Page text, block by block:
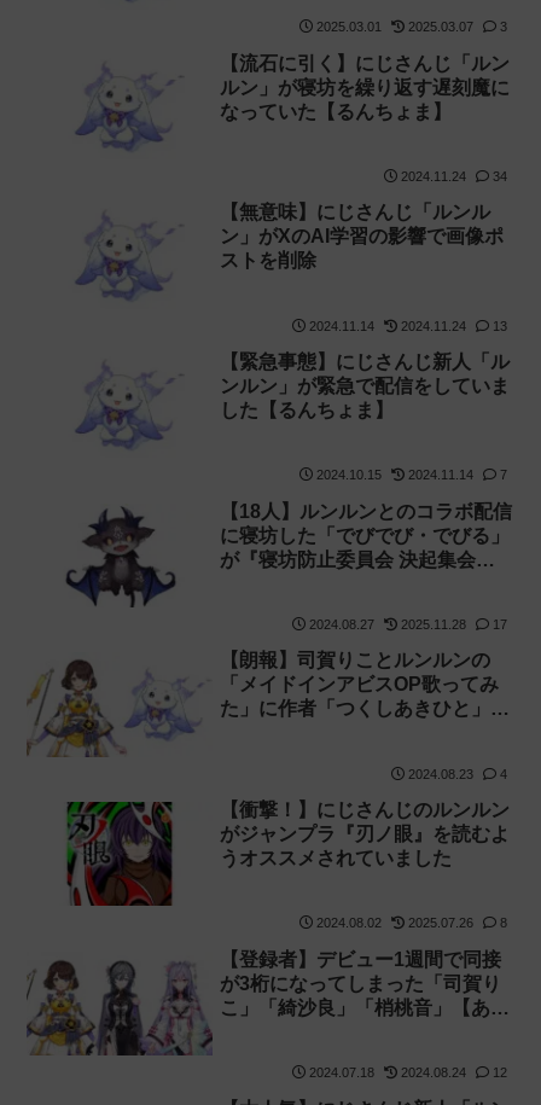
2025.03.01 2025.03.07 3
【流石に引く】にじさんじ「ルン
ルン」が寝坊を繰り返す遅刻魔に
なっていた【るんちょま】
2024.11.24 34
【無意味】にじさんじ「ルンル
ン」がXのAI学習の影響で画像ポ
ストを削除
2024.11.14 2024.11.24 13
【緊急事態】にじさんじ新人「ル
ンルン」が緊急で配信をしていま
した【るんちょま】
2024.10.15 2024.11.14 7
【18人】ルンルンとのコラボ配信
に寝坊した「でびでび・でびる」
が『寝坊防止委員会 決起集会』
2024.08.27 2025.11.28 17
【朗報】司賀りことルンルンの
「メイドインアビスOP歌ってみ
た」に作者「つくしあきひと」が
2024.08.23 4
【衝撃！】にじさんじのルンルン
がジャンプラ『刃ノ眼』を読むよ
うオススメされていました
2024.08.02 2025.07.26 8
【登録者】デビュー1週間で同接
が3桁になってしまった「司賀り
こ」「綺沙良」「梢桃音」【あや
2024.07.18 2024.08.24 12